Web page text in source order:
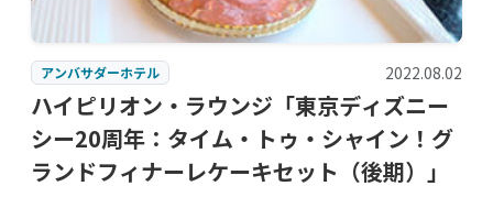
アンバサダーホテル 2022.08.02
ハイピリオン・ラウンジ「東京ディズニー
シー20周年：タイム・トゥ・シャイン！グ
ランドフィナーレケーキセット（後期）」